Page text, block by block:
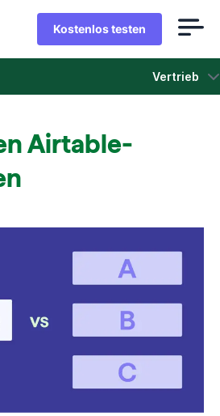
Kostenlos testen
Vertrieb
Airtable-